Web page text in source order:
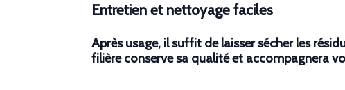
Entretien et nettoyage faciles
Après usage, il suffit de laisser sécher les
filière conserve sa qualité et accompagnera